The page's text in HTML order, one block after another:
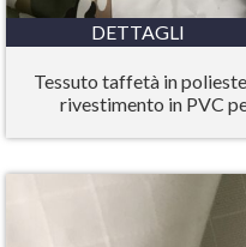
DETTAGLI
Tessuto taffetà in
rivestimento in PVC